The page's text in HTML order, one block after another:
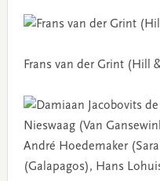
Frans van der Grint (Hill